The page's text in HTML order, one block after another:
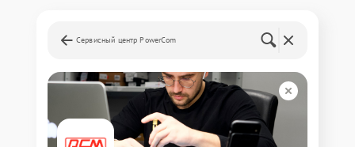
Сервисный центр PowerCom